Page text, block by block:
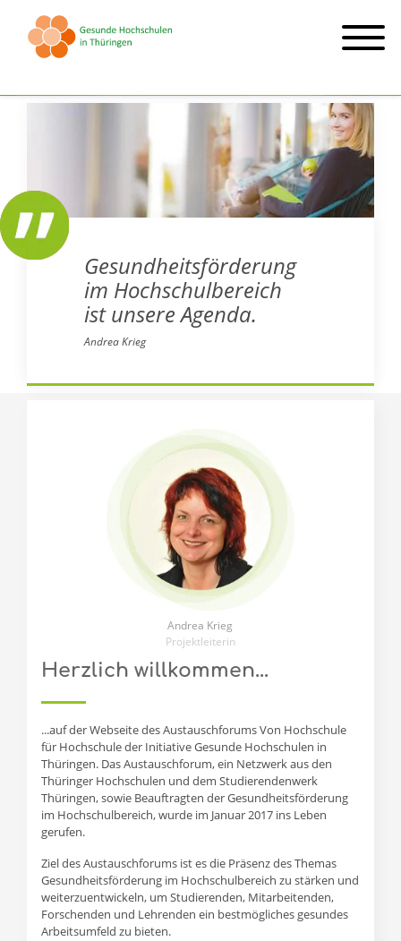
Gesundheitsförderung
im Hochschulbereich
ist unsere Agenda.
Andrea Krieg
Andrea Krieg
Projektleiterin
Herzlich willkommen...
...auf der Webseite des Austauschforums Von Hochschule
für Hochschule der Initiative Gesunde Hochschulen in
Thüringen. Das Austauschforum, ein Netzwerk aus den
Thüringer Hochschulen und dem Studierendenwerk
Thüringen, sowie Beauftragten der Gesundheitsförderung
im Hochschulbereich, wurde im Januar 2017 ins Leben
gerufen.
Ziel des Austauschforums ist es die Präsenz des Themas
Gesundheitsförderung im Hochschulbereich zu stärken und
weiterzuentwickeln, um Studierenden, Mitarbeitenden,
Forschenden und Lehrenden ein bestmögliches gesundes
Arbeitsumfeld zu bieten.